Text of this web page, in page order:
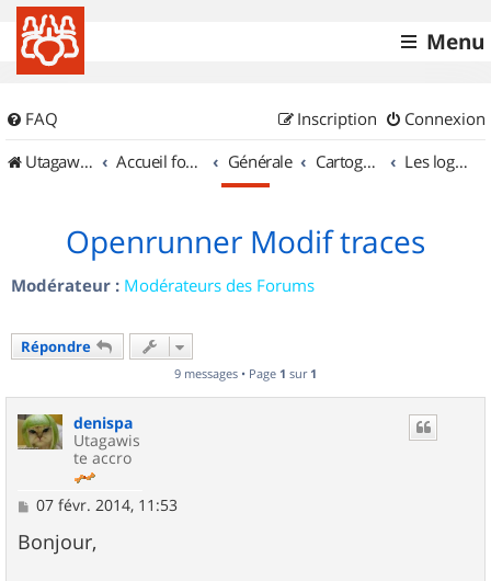
Menu
FAQ Connexion
Inscription
UtagawaVTT (Randos VTT et VTTAE avec traces GPS)
Accueil forum Générale Cartographie et GPS Les logiciels
Openrunner Modif traces
Modérateur : Modérateurs des Forums
Répondre
9 messages • Page 1 sur 1
denispa
Utagawis
te accro
M
s
s
07 févr. 2014, 11:53
Bonjour,